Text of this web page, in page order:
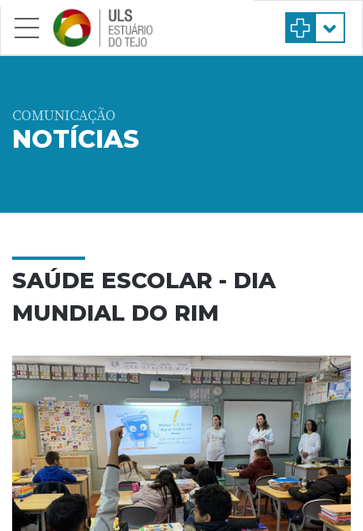
Saltar para conteúdo principal
COMUNICAÇÃO
NOTÍCIAS
SAÚDE ESCOLAR - DIA
MUNDIAL DO RIM